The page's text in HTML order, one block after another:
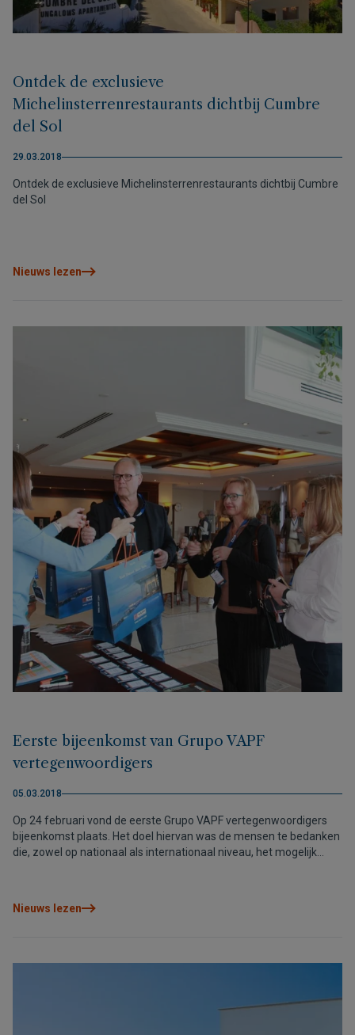
Ontdek de exclusieve
Michelinsterrenrestaurants dichtbij Cumbre
del Sol
29.03.2018
Ontdek de exclusieve Michelinsterrenrestaurants dichtbij Cumbre
del Sol
Nieuws lezen
Eerste bijeenkomst van Grupo VAPF
vertegenwoordigers
05.03.2018
Op 24 februari vond de eerste Grupo VAPF vertegenwoordigers
bijeenkomst plaats. Het doel hiervan was de mensen te bedanken
die, zowel op nationaal als internationaal niveau, het mogelijk
Nieuws lezen